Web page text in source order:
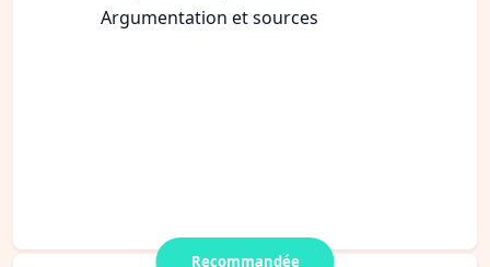
Argumentation et sources
Recommandée